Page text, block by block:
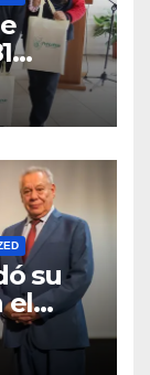
del
su
el
2026